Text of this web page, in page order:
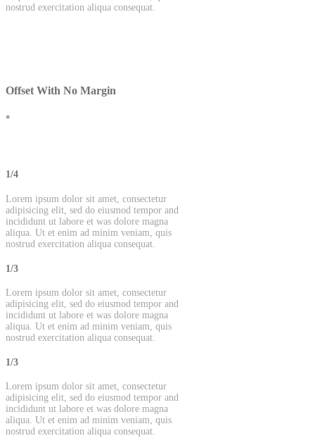
nostrud exercitation aliqua consequat.
Offset With No Margin
1/4
Lorem ipsum dolor sit amet, consectetur
adipisicing elit, sed do eiusmod tempor and
incididunt ut labore et was dolore magna
aliqua. Ut et enim ad minim veniam, quis
nostrud exercitation aliqua consequat.
1/3
Lorem ipsum dolor sit amet, consectetur
adipisicing elit, sed do eiusmod tempor and
incididunt ut labore et was dolore magna
aliqua. Ut et enim ad minim veniam, quis
nostrud exercitation aliqua consequat.
1/3
Lorem ipsum dolor sit amet, consectetur
adipisicing elit, sed do eiusmod tempor and
incididunt ut labore et was dolore magna
aliqua. Ut et enim ad minim veniam, quis
nostrud exercitation aliqua consequat.